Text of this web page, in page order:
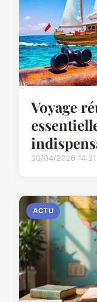
Voyage
30/04/2026 14:31
ACTU